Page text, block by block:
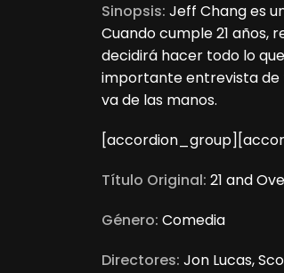
Sinopsis: Jeff Chang es
Cuando cumple 21 años,
decidirá hacer todo lo
importante entrevista de
va de las manos.
Título Original: 21 and
Género: Comedia
Directores: Jon Lucas,